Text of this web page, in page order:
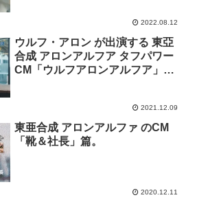
2022.08.12
ウルフ・アロン が出演する 東亞
合成 アロンアルフア タフパワー
CM「ウルフアロンアルフア」篇
2021.12.09
東亜合成 アロンアルファ のCM
「靴＆社長」篇。
2020.12.11